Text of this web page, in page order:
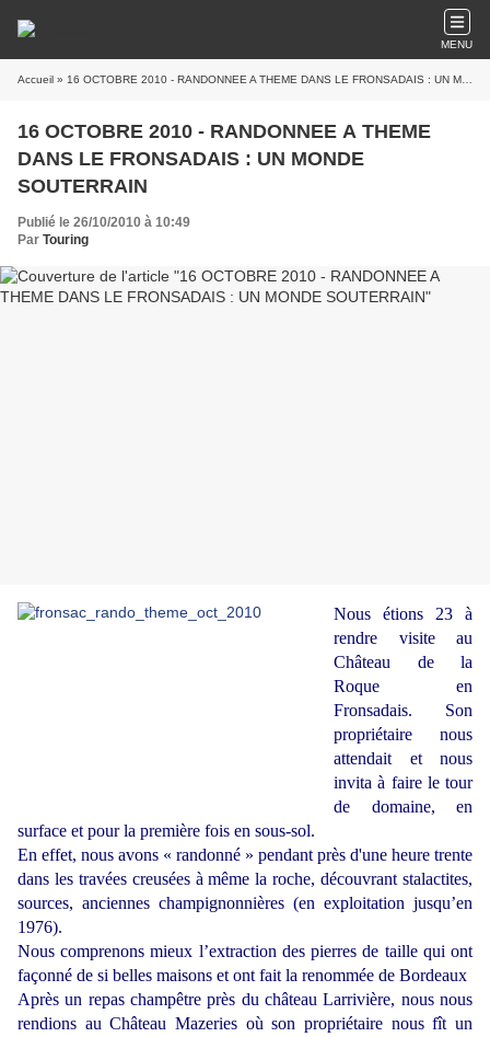
MENU
Accueil » 16 OCTOBRE 2010 - RANDONNEE A THEME DANS LE FRONSADAIS : UN MONDE SOUTERRAIN
16 OCTOBRE 2010 - RANDONNEE A THEME
DANS LE FRONSADAIS : UN MONDE
SOUTERRAIN
Publié le 26/10/2010 à 10:49
Par Touring
Nous étions 23 à
rendre visite au
Château de la
Roque en
Fronsadais. Son
propriétaire nous
attendait et nous
invita à faire le tour
de domaine, en
surface et pour la première fois en sous-sol.
En effet, nous avons « randonné » pendant près d'une heure trente
dans les travées creusées à même la roche, découvrant stalactites,
sources, anciennes champignonnières (en exploitation jusqu’en
1976).
Nous comprenons mieux l’extraction des pierres de taille qui ont
façonné de si belles maisons et ont fait la renommée de Bordeaux
Après un repas champêtre près du château Larrivière, nous nous
rendions au Château Mazeries où son propriétaire nous fît un